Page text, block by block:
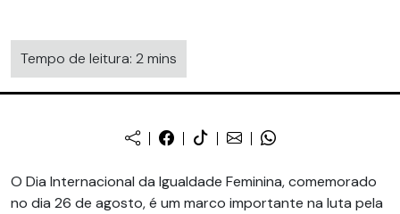
Tempo de leitura: 2 mins
O Dia Internacional da Igualdade Feminina, comemorado
no dia 26 de agosto, é um marco importante na luta pela